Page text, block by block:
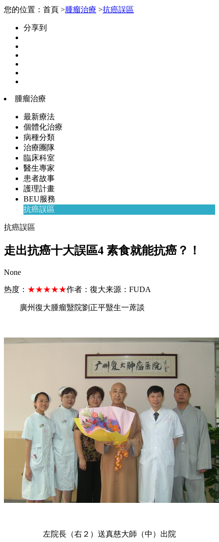
您的位置：首頁 >腫瘤治療 >抗癌誤區
分享到
腫瘤治療
最新療法
個體化治療
病種分類
治療團隊
臨床科室
醫生專家
患者故事
護理計畫
BEU服務
抗癌誤區
抗癌誤區
走出抗癌十大誤區4 素食就能抗癌？！
None
热度： ★★★★★作者： 復大来源： FUDA
廣州復大腫瘤毉院劉正平毉生一蓆談
左院長（右２）送真慈大師（中）出院